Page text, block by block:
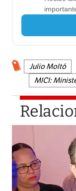
Julio Moltó
MICI: